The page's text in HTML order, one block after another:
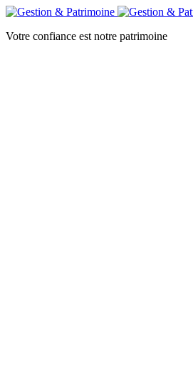
Votre confiance est notre patrimoine